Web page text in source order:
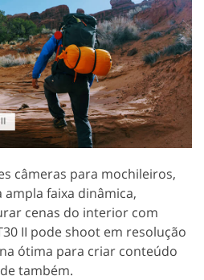
câmeras para mochileiros,
faixa dinâmica,
cenas do interior com
II pode shoot em resolução
ótima para criar conteúdo
também.